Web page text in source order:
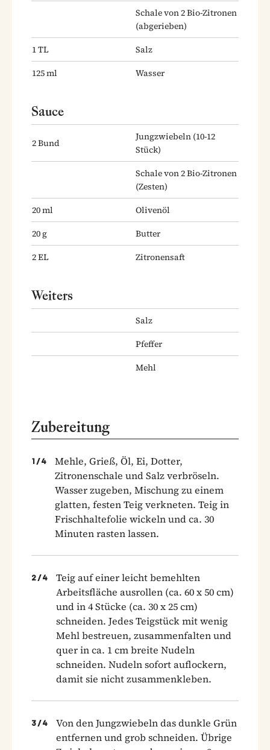
Schale von 2 Bio-Zitronen
(abgerieben)
1TL
Salz
125ml Wasser
Sauce
2Bund
Jungzwiebeln (10-12
Stück)
Schale von 2 Bio-Zitronen
(Zesten)
20ml
Olivenöl
20g
Butter
2EL Zitronensaft
Weiters
Salz
Pfeffer
Mehl
Zubereitung
1 /4
Mehle, Grieß, Öl, Ei, Dotter,
Zitronenschale und Salz verbröseln.
Wasser zugeben, Mischung zu einem
glatten, festen Teig verkneten. Teig in
Frischhaltefolie wickeln und ca. 30
Minuten rasten lassen.
2 /4
Teig auf einer leicht bemehlten
Arbeitsfläche ausrollen (ca. 60 x 50 cm)
und in 4 Stücke (ca. 30 x 25 cm)
schneiden. Jedes Teigstück mit wenig
Mehl bestreuen, zusammenfalten und
quer in ca. 1 cm breite Nudeln
schneiden. Nudeln sofort auflockern,
damit sie nicht zusammenkleben.
3 /4
Von den Jungzwiebeln das dunkle Grün
entfernen und grob schneiden. Übrige